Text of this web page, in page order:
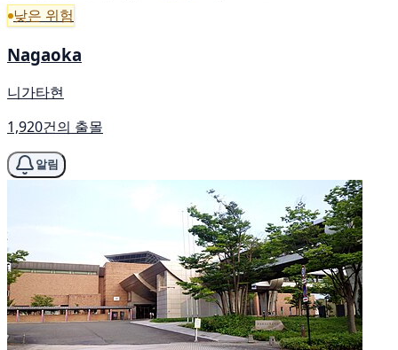
낮은 위험
Nagaoka
니가타현
1,920건의 출몰
알림